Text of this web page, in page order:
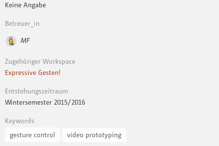
Keine Angabe
Betreuer_in
MF
Zugehöriger Workspace
Expressive Gesten!
Entstehungszeitraum
Wintersemester 2015 / 2016
Keywords
gesture control
video prototyping